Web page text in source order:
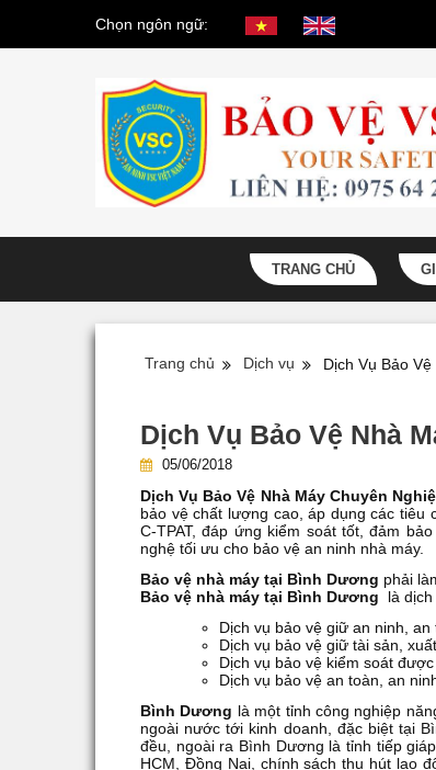
Chọn ngôn ngữ:
TRANG CHỦ
Trang chủ Dịch vụ Dịch Vụ Bảo
Dịch Vụ Bảo Vệ Nhà
05/06/2018
Dịch Vụ Bảo Vệ Nhà Máy Chuyên
bảo vệ chất lượng cao, áp dụng các tiêu
C-TPAT, đáp ứng kiểm soát tốt, đảm
nghệ tối ưu cho bảo vệ an ninh nhà máy.
Bảo vệ nhà máy tại Bình Dương phải
Bảo vệ nhà máy tại Bình Dương
là
Dịch vụ bảo vệ giữ an ninh,
Dịch vụ bảo vệ giữ tài sản,
Dịch vụ bảo vệ kiểm soát
Dịch vụ bảo vệ an toàn, an
Bình Dương là một tỉnh công nghiệp
ngoài nước tới kinh doanh, đặc biệt tại
đều, ngoài ra Bình Dương là tỉnh tiếp
HCM, Đồng Nai, chính sách thu hút lao